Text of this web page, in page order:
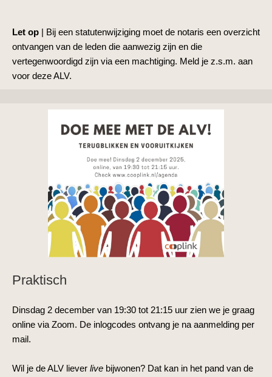
Let op | Bij een statutenwijziging moet de notaris een overzicht
ontvangen van de leden die aanwezig zijn en die
vertegenwoordigd zijn via een machtiging. Meld je z.s.m. aan
voor deze ALV.
Praktisch
Dinsdag 2 december van 19:30 tot 21:15 uur zien we je graag
online via Zoom. De inlogcodes ontvang je na aanmelding per
mail.
Wil je de ALV liever live bijwonen? Dat kan in het pand van de